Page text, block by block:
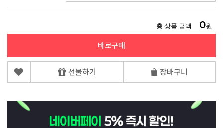
총 상품 금액 0원
바로구매
선물하기 장바구니